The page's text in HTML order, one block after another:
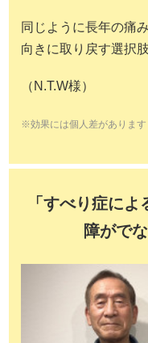
同じように長年の痛
向きに取り戻す選択
（N.T.W様）
※効果には個人差があります
「すべり症に
障がで